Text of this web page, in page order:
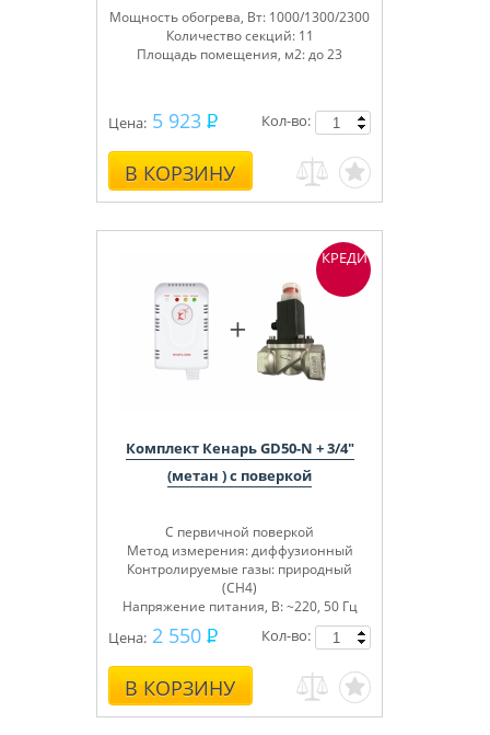
Мощность обогрева, Вт: 1000/1300/2300
Количество секций: 11
Площадь помещения, м2: до 23
Цена: 5 923
В КОРЗИНУ
Кол-во:
Комплект Кенарь GD50-N + 3/4"
(метан ) с поверкой
С первичной поверкой
Метод измерения: диффузионный
Контролируемые газы: природный
(СН4)
Напряжение питания, В: ~220, 50 Гц
Цена: 2 550
В КОРЗИНУ
Кол-во:
КРЕДИТ